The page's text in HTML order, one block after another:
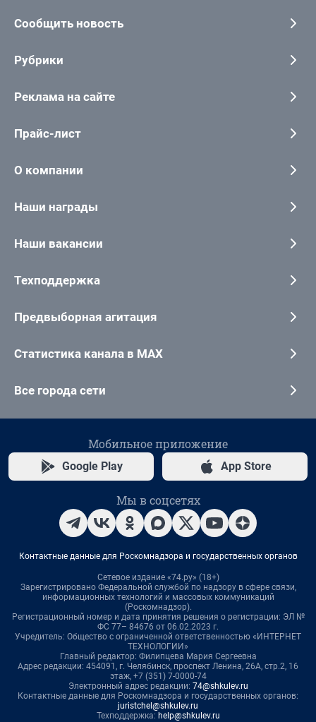
Сообщить новость
Рубрики
Реклама на сайте
Прайс-лист
О компании
Наши награды
Наши вакансии
Техподдержка
Предвыборная агитация
Статистика канала в MAX
Все города сети
Мобильное приложение
Google Play App Store
Мы в соцсетях
Контактные данные для Роскомнадзора и государственных органов
Сетевое издание «74.ру» (18+)
Зарегистрировано Федеральной службой по надзору в сфере связи,
информационных технологий и массовых коммуникаций
(Роскомнадзор).
Регистрационный номер и дата принятия решения о регистрации: ЭЛ №
ФС 77– 84676 от 06.02.2023 г.
Учредитель: Общество с ограниченной ответственностью «ИНТЕРНЕТ
ТЕХНОЛОГИИ»
Главный редактор: Филипцева Мария Сергеевна
Адрес редакции: 454091, г. Челябинск, проспект Ленина, 26А, стр.2, 16
этаж, +7 (351) 7-0000-74
Электронный адрес редакции: 74@shkulev.ru
Контактные данные для Роскомнадзора и государственных органов:
juristchel@shkulev.ru
Техподдержка: help@shkulev.ru